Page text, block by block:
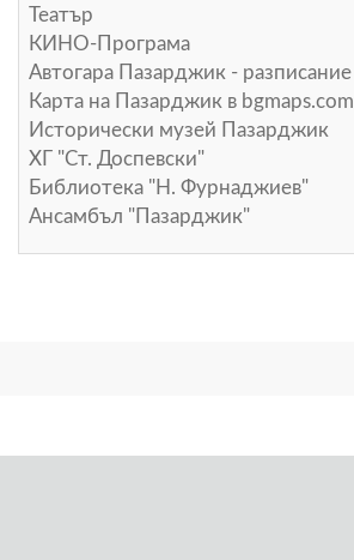
Театър
КИНО-Програма
Автогара Пазарджик - разписание
Карта на Пазарджик в bgmaps.com
Исторически музей Пазарджик
ХГ "Ст. Доспевски"
Библиотека "Н. Фурнаджиев"
Ансамбъл "Пазарджик"